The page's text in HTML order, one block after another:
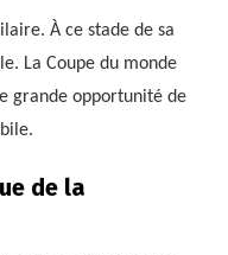
À ce stade de sa
La Coupe du monde
grande opportunité de
de la